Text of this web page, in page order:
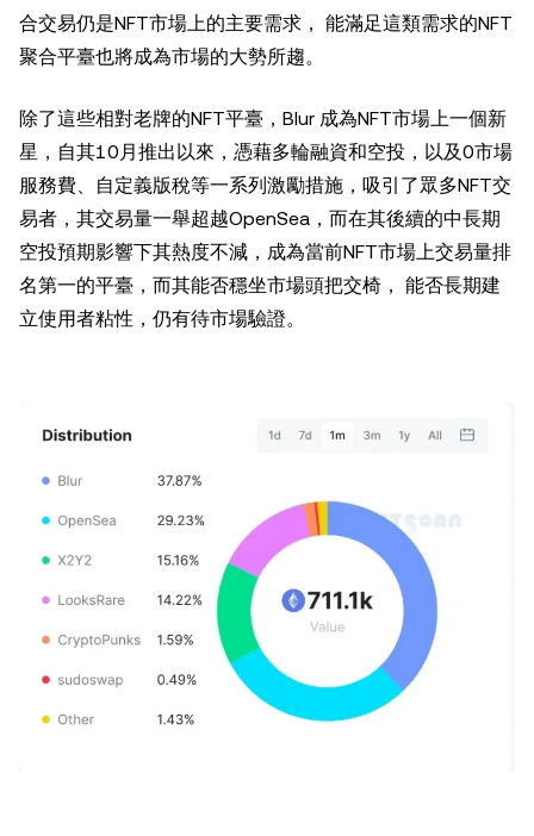
合交易仍是NFT市場上的主要需求， 能滿足這類需求的NFT
聚合平臺也將成為市場的大勢所趨。
除了這些相對老牌的NFT平臺，Blur 成為NFT市場上一個新
星，自其10月推出以來，憑藉多輪融資和空投，以及0市場
服務費、自定義版稅等一系列激勵措施，吸引了眾多NFT交
易者，其交易量一舉超越OpenSea，而在其後續的中長期
空投預期影響下其熱度不減，成為當前NFT市場上交易量排
名第一的平臺，而其能否穩坐市場頭把交椅， 能否長期建
立使用者粘性，仍有待市場驗證。